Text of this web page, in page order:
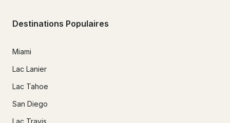
Destinations Populaires
Miami
Lac Lanier
Lac Tahoe
San Diego
Lac Travis